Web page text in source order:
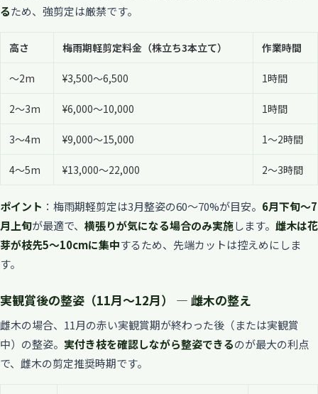
るため、強剪定は厳禁です。
高さ 梅雨期軽剪定料金（株立ち3本立て） 作業時間
〜2m ¥3,500〜6,500 1時間
2〜3m ¥6,000〜10,000 1時間
3〜4m ¥9,000〜15,000 1〜2時間
4〜5m ¥13,000〜22,000 2〜3時間
ポイント ：梅雨期軽剪定は3月整姿の60〜70%が目安。 6月下旬〜7
月上旬が最適で、 横張りが気になる場合のみ実施します。 雌木は花
芽が枝先5〜10cmに集中するため、先端カットは控えめにしま
す。
実観賞後の整姿（11月〜12月） — 雌木の整え
雌木の場合、11月の赤い実観賞期が終わった後（または実観賞
中）の整姿。 実付き枝を確認しながら整姿できるのが最大の利点
で、雌木の剪定推奨時期です。